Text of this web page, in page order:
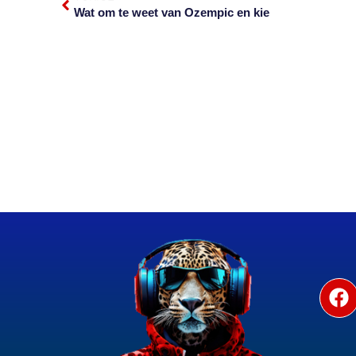
Wat om te weet van Ozempic en kie